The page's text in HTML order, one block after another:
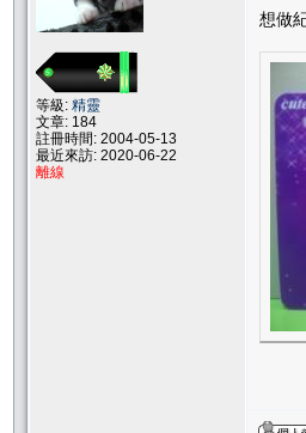
等級: 精靈
文章: 184
註冊時間: 2004-05-13
最近來訪: 2020-06-22
離線
想做